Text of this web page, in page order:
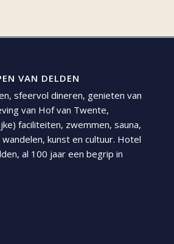
VAN DELDEN
sfeervol dineren, genieten van
van Hof van Twente,
faciliteiten, zwemmen, sauna,
kunst en cultuur. Hotel
al 100 jaar een begrip in